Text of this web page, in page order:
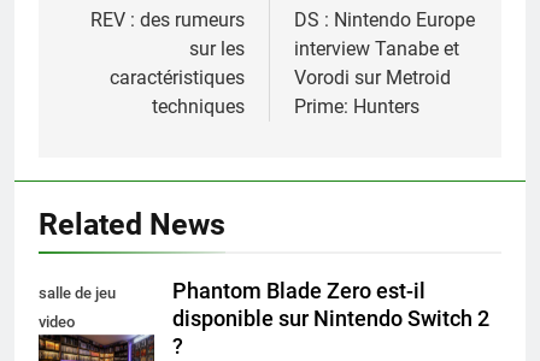
de
l’article
REV : des rumeurs
sur les
caractéristiques
techniques
DS : Nintendo Europe
interview Tanabe et
Vorodi sur Metroid
Prime: Hunters
Related News
salle de jeu
video
collectionneur
Phantom Blade Zero est-il
disponible sur Nintendo Switch 2
?